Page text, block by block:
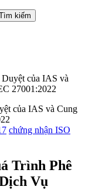
của IAS và
27001:2022
chứng nhận ISO
Trình Phê
Vụ